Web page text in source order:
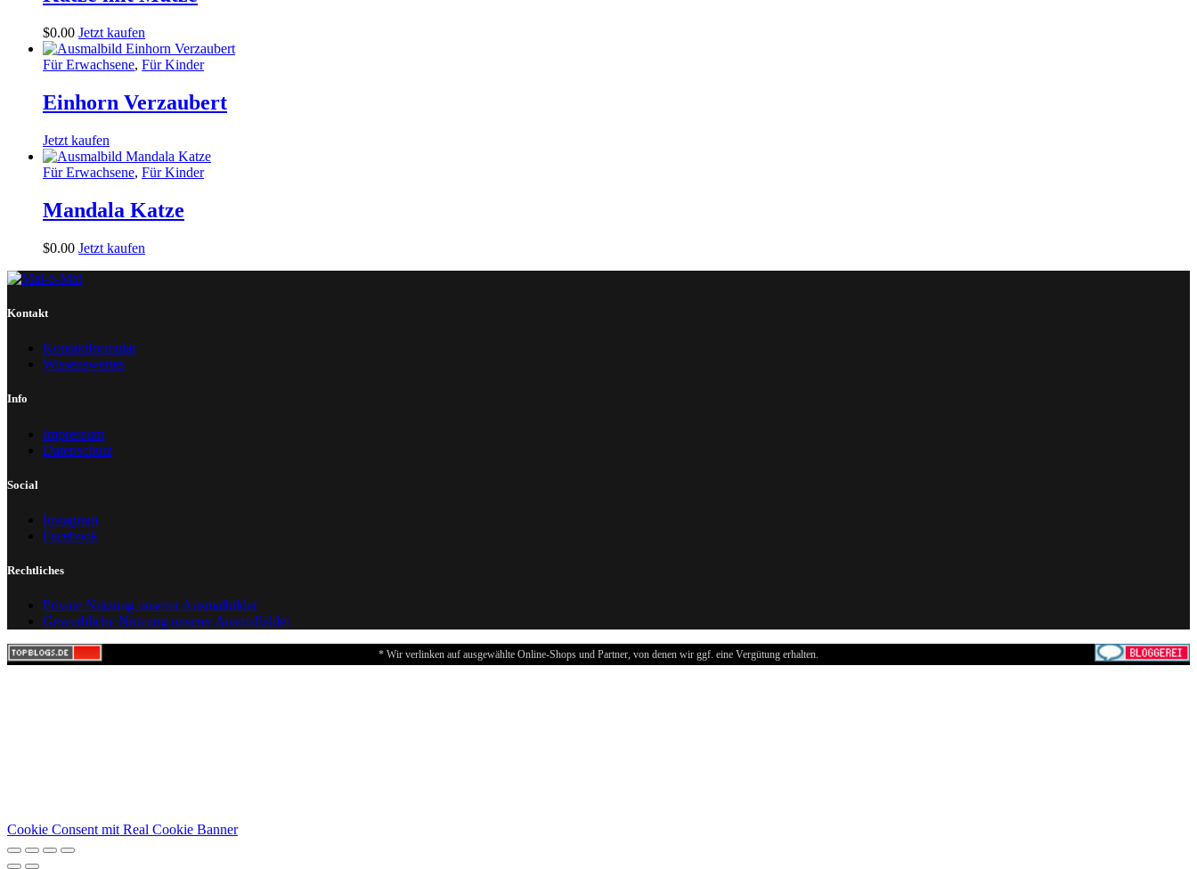
$0.00 Jetzt kaufen
Für Erwachsene, Für Kinder
Einhorn Verzaubert
Jetzt kaufen
Für Erwachsene, Für Kinder
Mandala Katze
$0.00 Jetzt kaufen
Kontakt
Kontaktformular
Wissenswertes
Info
Impressum
Datenschutz
Social
Instagram
Facebook
Rechtliches
Private Nutzung unserer Ausmalbilder
Gewerbliche Nutzung unserer Ausmalbilder
* Wir verlinken auf ausgewählte Online-Shops und Partner, von denen wir ggf. eine Vergütung erhalten.
Cookie Consent mit Real Cookie Banner